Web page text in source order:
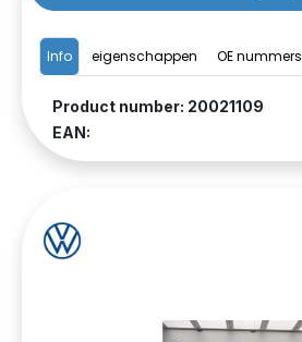
Info eigenschappen OE nummers
Product number: 20021109
EAN: